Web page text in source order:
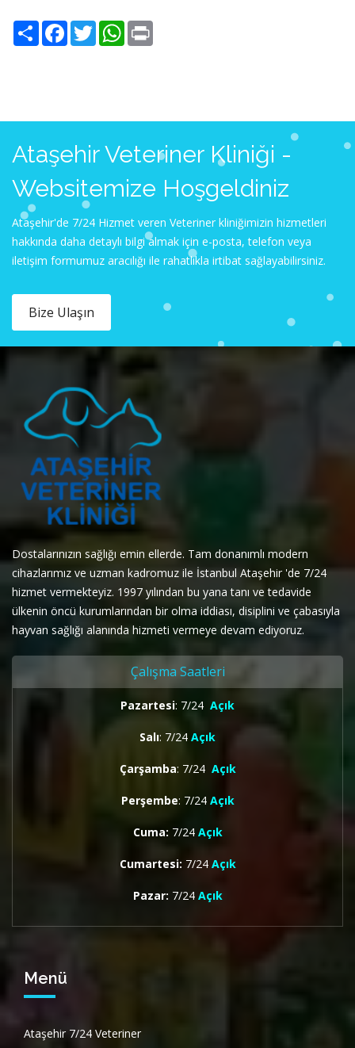
Share Facebook
TwitterWhatsApp
Ataşehir Veteriner Kliniği -
Websitemize Hoşgeldiniz
Ataşehir'de 7/24 Hizmet veren Veteriner kliniğimizin hizmetleri
hakkında daha detaylı bilgi almak için e-posta, telefon veya
iletişim formumuz aracılığı ile rahatlıkla irtibat sağlayabilirsiniz.
Bize Ulaşın
Dostalarınızın sağlığı emin ellerde. Tam donanımlı modern
cihazlarımız ve uzman kadromuz ile İstanbul Ataşehir 'de 7/24
hizmet vermekteyiz. 1997 yılından bu yana tanı ve tedavide
ülkenin öncü kurumlarından bir olma iddiası, disiplini ve çabasıyla
hayvan sağlığı alanında hizmeti vermeye devam ediyoruz.
Çalışma Saatleri
Pazartesi: 7/24 Açık
Salı: 7/24 Açık
Çarşamba: 7/24 Açık
Perşembe: 7/24 Açık
Cuma: 7/24 Açık
Cumartesi: 7/24 Açık
Pazar: 7/24 Açık
Menü
Ataşehir 7/24 Veteriner